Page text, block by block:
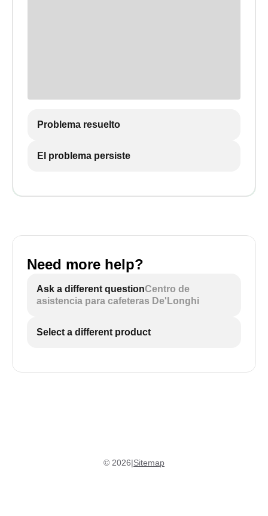
Problema resuelto
El problema persiste
Need more help?
Ask a different questionCentro de
asistencia para cafeteras De'Longhi
Select a different product
© 2026|Sitemap